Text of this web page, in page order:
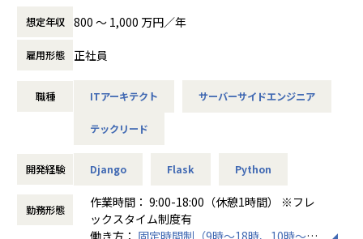
えたML開発に関われる
システムに挑戦できる
ョンの技術リードを目指せる
スキルやご経験、ご志向に応じて、以下のような業務をお任
せします。
- 製造業を中心とした顧客課題に対する機械学習モデル・ア
ルゴリズムの設計、開発、評価
ク事業を推進しています。
【デジタルの力で行政と地域をアップデートするパブリテッ
ク事業】
適切なデジタル
多くの地域では高齢化・人口減少が進んで行き、地域が抱え
その一方で、これまで地域を支えてきた行政職員の数は減少
地域を支える行政職員が地域に対して十分な業務ができなく
なると、これまで行政職員が対応していた福祉サービスや災
想定年収 800 〜 1,000 万円／年
雇用形態 正社員
職種 ITアーキテクト サーバーサイドエンジニア
テックリード
開発経験 Django Flask Python
勤務形態
作業時間： 9:00-18:00（休憩1時間） ※フレ
ックスタイム制度有
働き方： 固定時間制（9時～18時、10時～19